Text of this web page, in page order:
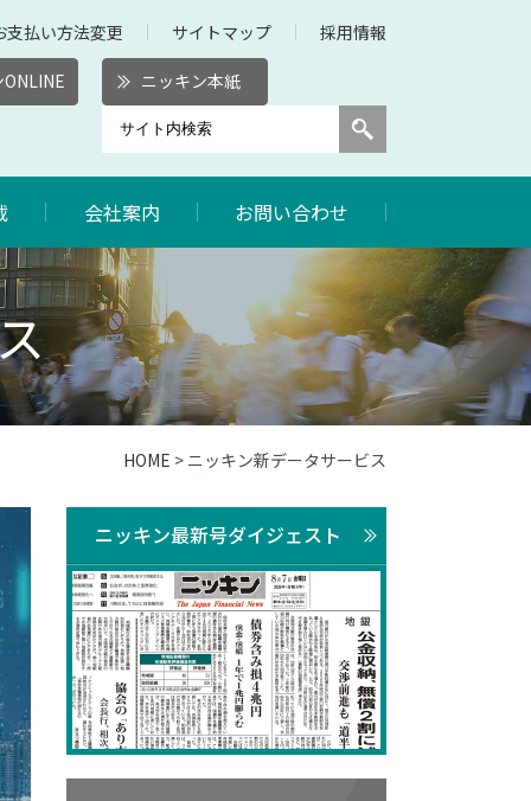
支払い方法変更 サイトマップ 採用情報
ニッキン本紙
会社案内 お問い合わせ
HOME > ニッキン新データサービス
ニッキン最新号ダイジェスト